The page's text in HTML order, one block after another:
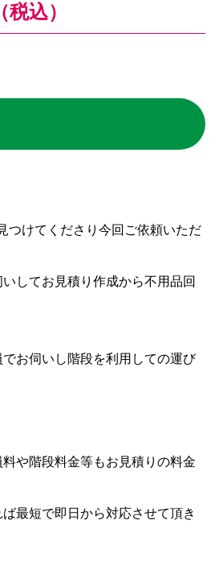
税込）
つけてくださり今回ご依頼いただ
してお見積り作成から不用品回
お伺いし階段を利用しての運び
や階段料金等もお見積りの料金
最短で即日から対応させて頂き